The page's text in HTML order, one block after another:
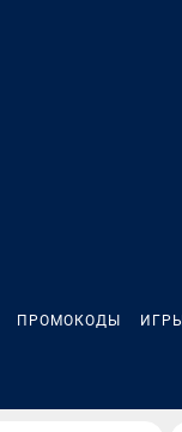
ПРОМОКОДЫ ИГРЫ